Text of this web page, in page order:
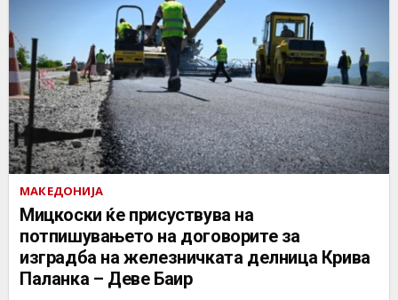
МАКЕДОНИЈА
Мицкоски ќе присуствува на
потпишувањето на договорите за
изградба на железничката делница Крива
Паланка – Деве Баир